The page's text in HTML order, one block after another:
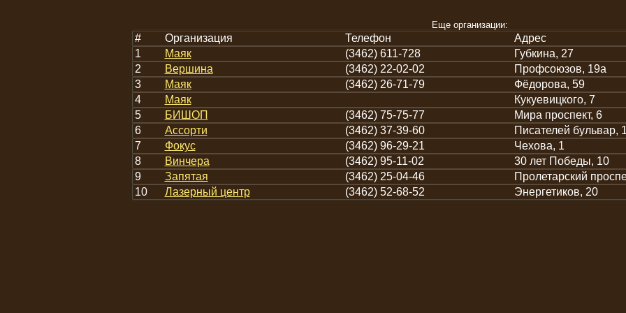
Еще организации:
# Организация Телефон
Адрес
1
Маяк (3462) 611-728
Губкина, 27
2
Вершина (3462) 22-02-02
Профсоюзов, 19а
3
Маяк (3462) 26-71-79
Фёдорова, 59
4
Маяк
Кукуевицкого, 7
5
БИШОП (3462) 75-75-77
Мира проспект, 6
6
Ассорти (3462) 37-39-60
Писателей бульвар,
7
Фокус (3462) 96-29-21
Чехова, 1
8
Винчера (3462) 95-11-02
30 лет Победы, 10
9
Запятая (3462) 25-04-46
Пролетарский
10
Лазерный центр (3462) 52-68-52 Энергетиков, 20